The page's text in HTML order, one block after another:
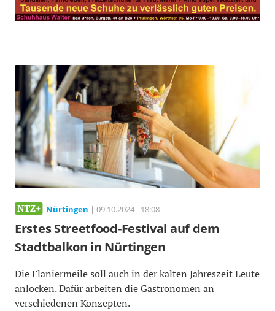
Nürtingen | 09.10.2024 - 18:08
Erstes Streetfood-Festival auf dem
Stadtbalkon in Nürtingen
Die Flaniermeile soll auch in der kalten Jahreszeit Leute
anlocken. Dafür arbeiten die Gastronomen an
verschiedenen Konzepten.